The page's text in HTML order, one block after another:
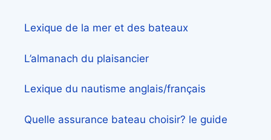
Lexique de la mer et des bateaux
L’almanach du plaisancier
Lexique du nautisme anglais/français
Quelle assurance bateau choisir? le guide